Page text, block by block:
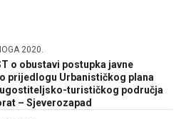
2020.
o obustavi postupka javne
prijedlogu Urbanističkog plana
turističkog područja
– Sjeverozapad